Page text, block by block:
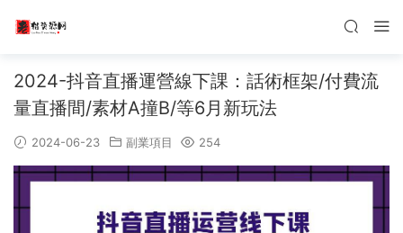
2024-抖音直播運營線下課：話術框架/付費流
量直播間/素材A撞B/等6月新玩法
2024-06-23 副業項目 254